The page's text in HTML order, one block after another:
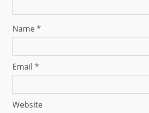
Name*
Email *
Website